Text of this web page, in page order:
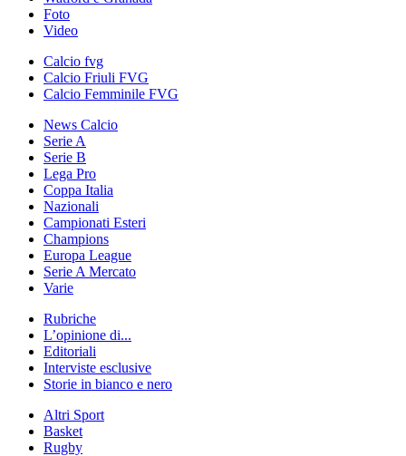
Foto
Video
Calcio fvg
Calcio Friuli FVG
Calcio Femminile FVG
News Calcio
Serie A
Serie B
Lega Pro
Coppa Italia
Nazionali
Campionati Esteri
Champions
Europa League
Serie A Mercato
Varie
Rubriche
L’opinione di...
Editoriali
Interviste esclusive
Storie in bianco e nero
Altri Sport
Basket
Rugby